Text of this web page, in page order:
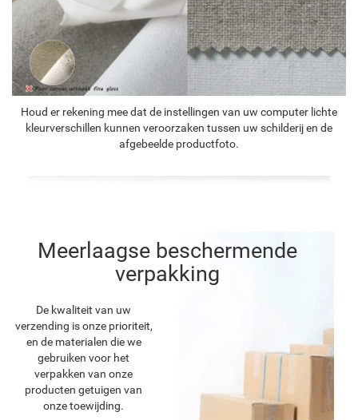
Houd er rekening mee dat de instellingen van uw computer lichte
kleurverschillen kunnen veroorzaken tussen uw schilderij en de
afgebeelde productfoto.
Meerlaagse beschermende
verpakking
De kwaliteit van uw
verzending is onze prioriteit,
en de materialen die we
gebruiken voor het
verpakken van onze
producten getuigen van
onze toewijding.